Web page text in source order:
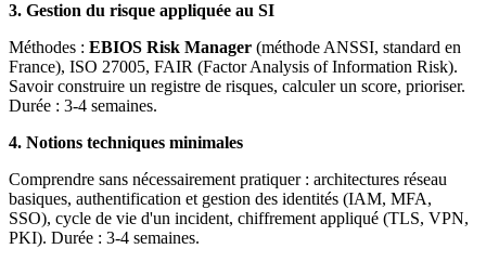
3. Gestion du risque appliquée au SI
Méthodes : EBIOS Risk Manager (méthode ANSSI, standard en
France), ISO 27005, FAIR (Factor Analysis of Information Risk).
Savoir construire un registre de risques, calculer un score, prioriser.
Durée : 3-4 semaines.
4. Notions techniques minimales
Comprendre sans nécessairement pratiquer : architectures réseau
basiques, authentification et gestion des identités (IAM, MFA,
SSO), cycle de vie d'un incident, chiffrement appliqué (TLS, VPN,
PKI). Durée : 3-4 semaines.